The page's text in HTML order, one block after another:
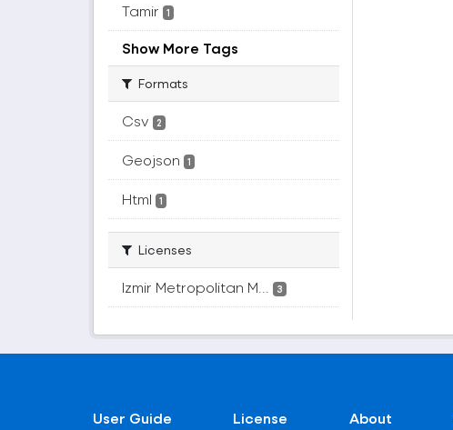
Tamir 1
Show More Tags
Formats
Csv 2
Geojson 1
Html 1
Licenses
Izmir Metropolitan M... 3
User Guide License About